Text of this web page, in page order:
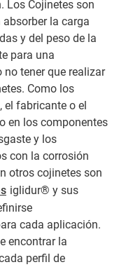
Los Cojinetes son
la carga
y del peso de la
para una
tener que realizar
Como los
el fabricante o el
en los componentes
y los
con la corrosión
otros cojinetes son
iglidur® y sus
cada aplicación.
encontrar la
perfil de